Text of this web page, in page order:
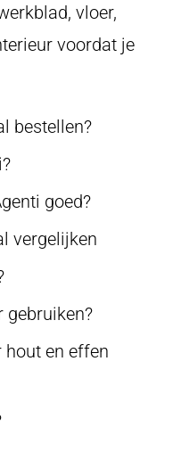
vloer,
voordat je
bestellen?
goed?
vergelijken
gebruiken?
en effen